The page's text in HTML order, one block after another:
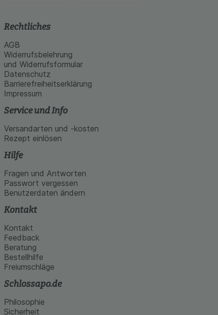
Rechtliches
AGB
Widerrufsbelehrung
und Widerrufsformular
Datenschutz
Barrierefreiheitserklärung
Impressum
Service und Info
Versandarten und -kosten
Rezept einlösen
Hilfe
Fragen und Antworten
Passwort vergessen
Benutzerdaten ändern
Kontakt
Kontakt
Feedback
Beratung
Bestellhilfe
Freiumschläge
Schlossapo.de
Philosophie
Sicherheit